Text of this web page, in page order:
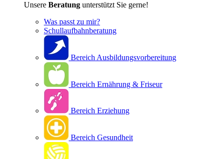
Unsere Beratung unterstützt Sie gerne!
Was passt zu mir?
Schullaufbahnberatung
Bereich Ausbildungsvorbereitung
Bereich Ernährung & Friseur
Bereich Erziehung
Bereich Gesundheit